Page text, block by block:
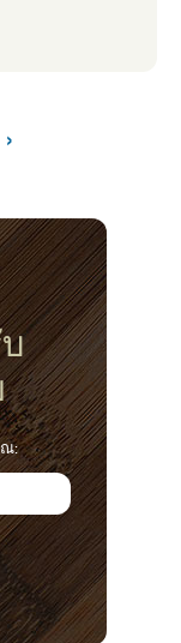
!
›
: